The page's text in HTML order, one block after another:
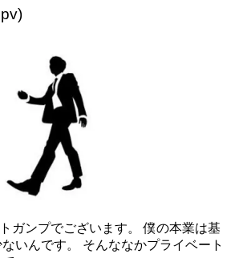
ガンプでございます。 僕の本業は基
いんです。 そんななかプライベート